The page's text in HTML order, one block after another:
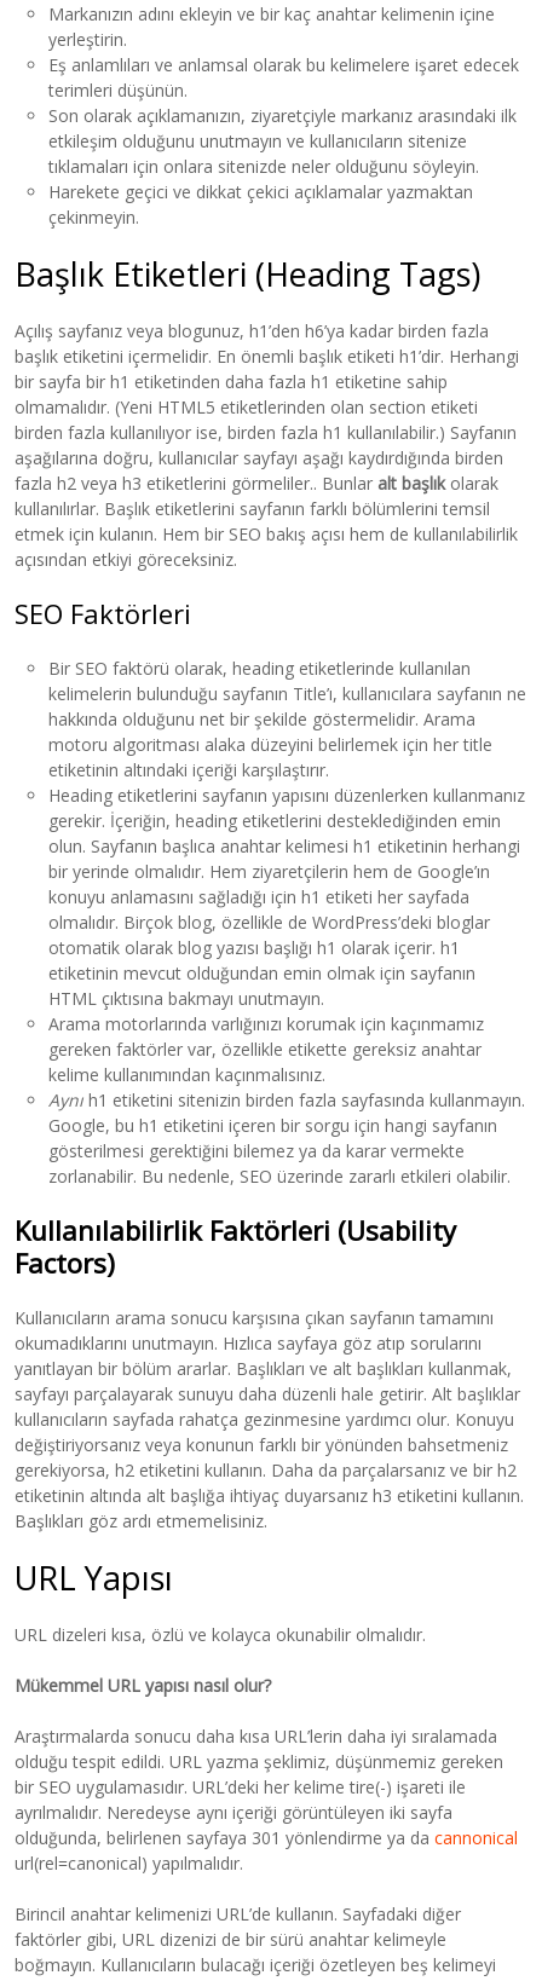
Markanızın adını ekleyin ve bir kaç anahtar kelimenin içine
yerleştirin.
Eş anlamlıları ve anlamsal olarak bu kelimelere işaret edecek
terimleri düşünün.
Son olarak açıklamanızın, ziyaretçiyle markanız arasındaki ilk
etkileşim olduğunu unutmayın ve kullanıcıların sitenize
tıklamaları için onlara sitenizde neler olduğunu söyleyin.
Harekete geçici ve dikkat çekici açıklamalar yazmaktan
çekinmeyin.
Başlık Etiketleri (Heading Tags)
Açılış sayfanız veya blogunuz, h1’den h6’ya kadar birden fazla
başlık etiketini içermelidir. En önemli başlık etiketi h1’dir. Herhangi
bir sayfa bir h1 etiketinden daha fazla h1 etiketine sahip
olmamalıdır. (Yeni HTML5 etiketlerinden olan section etiketi
birden fazla kullanılıyor ise, birden fazla h1 kullanılabilir.) Sayfanın
aşağılarına doğru, kullanıcılar sayfayı aşağı kaydırdığında birden
fazla h2 veya h3 etiketlerini görmeliler.. Bunlar alt başlıkolarak
kullanılırlar. Başlık etiketlerini sayfanın farklı bölümlerini temsil
etmek için kulanın. Hem bir SEO bakış açısı hem de kullanılabilirlik
açısından etkiyi göreceksiniz.
SEO Faktörleri
Bir SEO faktörü olarak, heading etiketlerinde kullanılan
kelimelerin bulunduğu sayfanın Title’ı, kullanıcılara sayfanın ne
hakkında olduğunu net bir şekilde göstermelidir. Arama
motoru algoritması alaka düzeyini belirlemek için her title
etiketinin altındaki içeriği karşılaştırır.
Heading etiketlerini sayfanın yapısını düzenlerken kullanmanız
gerekir. İçeriğin, heading etiketlerini desteklediğinden emin
olun. Sayfanın başlıca anahtar kelimesi h1 etiketinin herhangi
bir yerinde olmalıdır. Hem ziyaretçilerin hem de Google’ın
konuyu anlamasını sağladığı için h1 etiketi her sayfada
olmalıdır. Birçok blog, özellikle de WordPress’deki bloglar
otomatik olarak blog yazısı başlığı h1 olarak içerir. h1
etiketinin mevcut olduğundan emin olmak için sayfanın
HTML çıktısına bakmayı unutmayın.
Arama motorlarında varlığınızı korumak için kaçınmamız
gereken faktörler var, özellikle etikette gereksiz anahtar
kelime kullanımından kaçınmalısınız.
Aynı h1 etiketini sitenizin birden fazla sayfasında kullanmayın.
Google, bu h1 etiketini içeren bir sorgu için hangi sayfanın
gösterilmesi gerektiğini bilemez ya da karar vermekte
zorlanabilir. Bu nedenle, SEO üzerinde zararlı etkileri olabilir.
Kullanılabilirlik Faktörleri (Usability
Factors)
Kullanıcıların arama sonucu karşısına çıkan sayfanın tamamını
okumadıklarını unutmayın. Hızlıca sayfaya göz atıp sorularını
yanıtlayan bir bölüm ararlar. Başlıkları ve alt başlıkları kullanmak,
sayfayı parçalayarak sunuyu daha düzenli hale getirir. Alt başlıklar
kullanıcıların sayfada rahatça gezinmesine yardımcı olur. Konuyu
değiştiriyorsanız veya konunun farklı bir yönünden bahsetmeniz
gerekiyorsa, h2 etiketini kullanın. Daha da parçalarsanız ve bir h2
etiketinin altında alt başlığa ihtiyaç duyarsanız h3 etiketini kullanın.
Başlıkları göz ardı etmemelisiniz.
URL Yapısı
URL dizeleri kısa, özlü ve kolayca okunabilir olmalıdır.
Mükemmel URL yapısı nasıl olur?
Araştırmalarda sonucu daha kısa URL’lerin daha iyi sıralamada
olduğu tespit edildi. URL yazma şeklimiz, düşünmemiz gereken
bir SEO uygulamasıdır. URL’deki her kelime tire(-) işareti ile
ayrılmalıdır. Neredeyse aynı içeriği görüntüleyen iki sayfa
olduğunda, belirlenen sayfaya 301 yönlendirme ya dacannonical
url(rel=canonical) yapılmalıdır.
Birincil anahtar kelimenizi URL’de kullanın. Sayfadaki diğer
faktörler gibi, URL dizenizi de bir sürü anahtar kelimeyle
boğmayın. Kullanıcıların bulacağı içeriği özetleyen beş kelimeyi